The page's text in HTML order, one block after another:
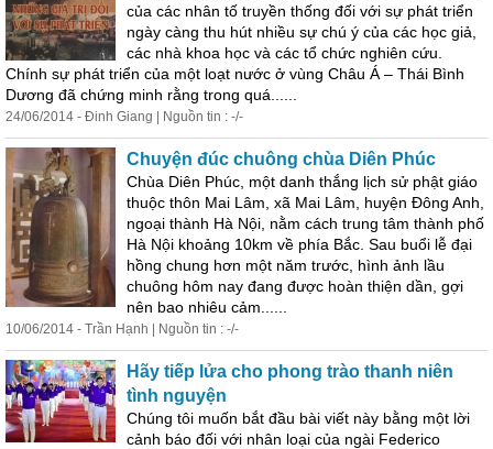
của các nhân tố truyền thống đối với sự phát triển
ngày càng thu hút nhiều sự chú ý của các học giả,
các nhà khoa học và các tổ chức nghiên cứu.
Chính sự phát triển của một loạt nước ở vùng Châu Á – Thái Bình
Dương đã chứng minh rằng trong quá......
24/06/2014 - Đinh Giang | Nguồn tin : -/-
Chuyện đúc chuông chùa Diên Phúc
Chùa Diên Phúc, một danh thắng lịch sử phật giáo
thuộc thôn Mai Lâm, xã Mai Lâm, huyện Đông Anh,
ngoại thành Hà Nội, nằm cách trung tâm thành phố
Hà Nội khoảng 10km về phía Bắc. Sau buổi lễ đại
hồng chung hơn một năm trước, hình ảnh lầu
chuông hôm nay đang được hoàn thiện dần, gợi
nên bao nhiêu cảm......
10/06/2014 - Trần Hạnh | Nguồn tin : -/-
Hãy tiếp lửa cho phong trào thanh niên
tình nguyện
Chúng tôi muốn bắt đầu bài viết này bằng một lời
cảnh báo đối với nhân loại của ngài Federico